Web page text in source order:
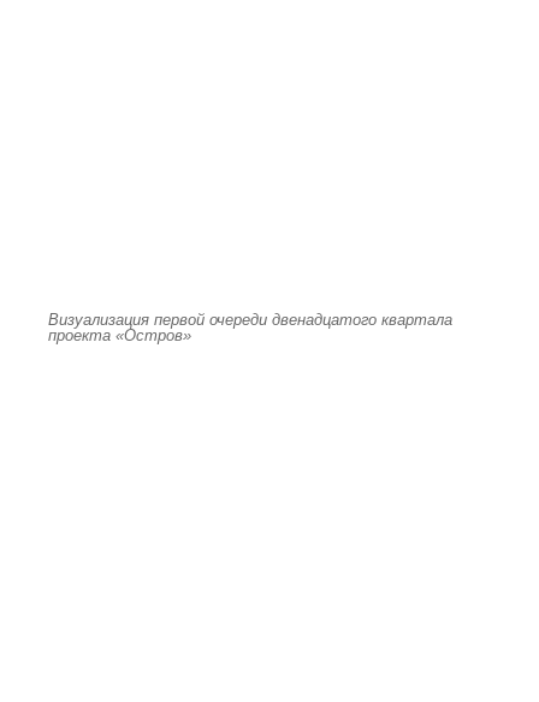
Визуализация первой очереди двенадцатого квартала
проекта «Остров»